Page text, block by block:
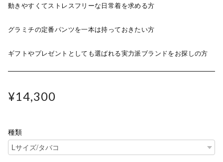
動きやすくてストレスフリーな日常着を求める方
グラミチの定番パンツを一本は持っておきたい方
ギフトやプレゼントとしても選ばれる実力派ブランドをお探しの方
¥14,300
種類